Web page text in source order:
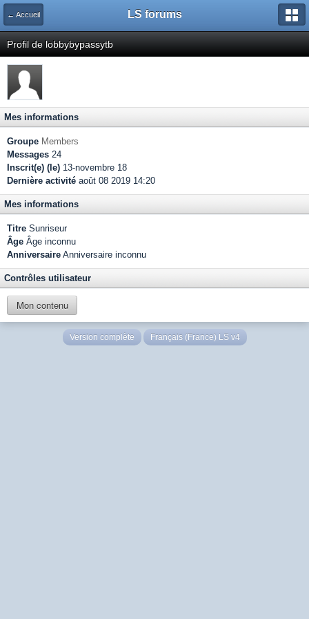
← Accueil LS forums
Profil de lobbybypassytb
Mes informations
Groupe Members
Messages 24
Inscrit(e) (le) 13-novembre 18
Dernière activité août 08 2019 14:20
Mes informations
Titre Sunriseur
Âge Âge inconnu
Anniversaire Anniversaire inconnu
Contrôles utilisateur
Mon contenu
Version complète Français (France) LS v4